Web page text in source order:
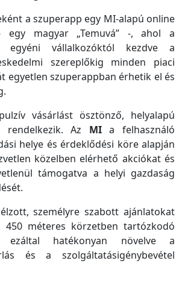
a szuperapp egy MI-alapú online
egy magyar „Temuvá” -, ahol a
egyéni vállalkozóktól kezdve a
szereplőkig minden piaci
egyetlen szuperappban érhetik el és
vásárlást ösztönző, helyalapú
rendelkezik. Az MIa felhasználó
helye és érdeklődési köre alapján
közelben elérhető akciókat és
támogatva a helyi gazdaság
személyre szabott ajánlatokat
méteres körzetben tartózkodó
ezáltal hatékonyan növelve a
és a szolgáltatásigénybevétel